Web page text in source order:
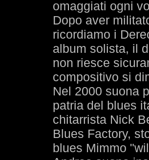
omaggiati ogni
Dopo aver
ricordiamo i
album solista, il
non riesce
compositivo si
Nel 2000 suona
patria del blues
chitarrista Nick
Blues Factory,
blues Mimmo